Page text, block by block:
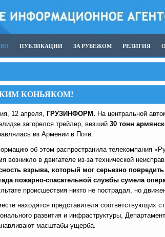
ПУБЛИКАЦИИ ЗА РУБЕЖОМ РЕЛИГИЯ
КОНЬЯКОМ!
12 апреля, ГРУЗИНФОРМ. На центральной
загорелся трейлер, везший 30 тонн
из Армении в Поти.
об этом распространила телекомпания
возникло в двигателе из-за технической
взрыва, который мог серьезно
пожарно-спасательной службы сумела
происшествия никто не пострадал, но
находятся представителя соответствующих
развития и инфраструктуры,
масштабы ущерба.